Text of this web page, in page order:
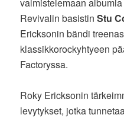
Revivalin basistinStu
Ericksonin bändi
klassikkorockyhtyeen
Factoryssa.
Roky Ericksonin
levytykset, jotka